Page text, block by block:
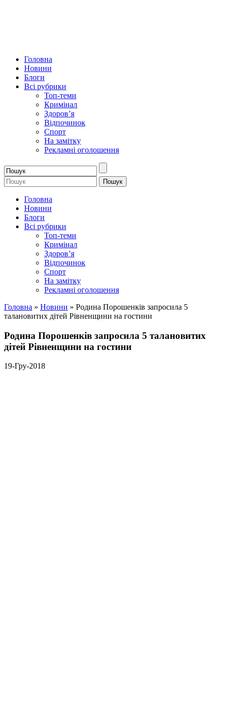
Головна
Новини
Блоги
Всі рубрики
Топ-теми
Кримінал
Здоров’я
Відпочинок
Спорт
На замітку
Рекламні оголошення
Головна
Новини
Блоги
Всі рубрики
Топ-теми
Кримінал
Здоров’я
Відпочинок
Спорт
На замітку
Рекламні оголошення
Головна » Новини » Родина Порошенків запросила 5
талановитих дітей Рівненщини на гостини
Родина Порошенків запросила 5 талановитих
дітей Рівненщини на гостини
19-Гру-2018